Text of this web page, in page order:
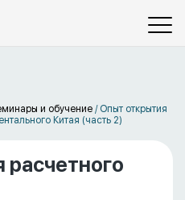
и обучение / Опыт открытия
Китая (часть 2)